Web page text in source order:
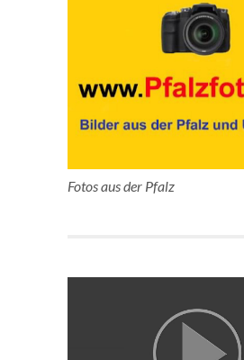
Fotos aus der Pfalz